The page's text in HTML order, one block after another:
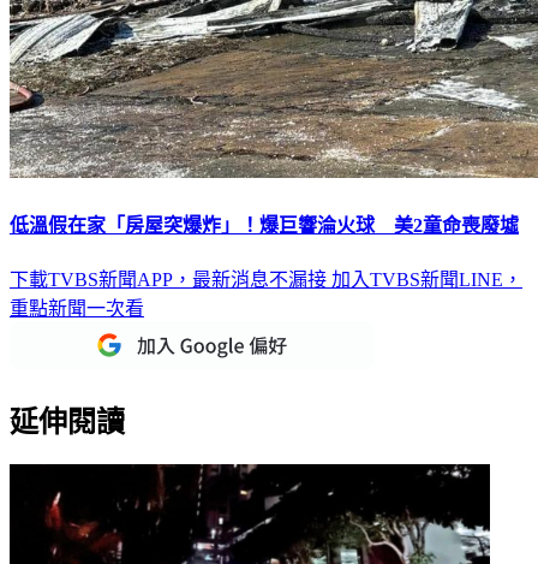
低溫假在家「房屋突爆炸」！爆巨響淪火球 美2童命喪廢墟
下載TVBS新聞APP，最新消息不漏接 加入TVBS新聞LINE，
重點新聞一次看
延伸閱讀